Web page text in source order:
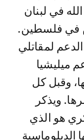
في لبنان
في فلسطين.
لمقاتلي
ميليشيا
وقبل كل
ويذكر
هو الذي
الدبلوماسية